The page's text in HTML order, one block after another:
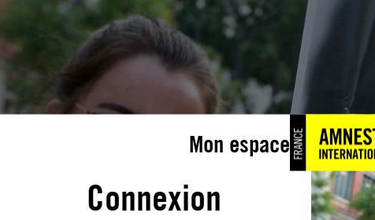
Mon espace
Connexion